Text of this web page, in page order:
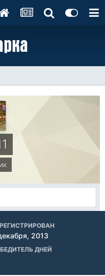
2013
ДНЕЙ